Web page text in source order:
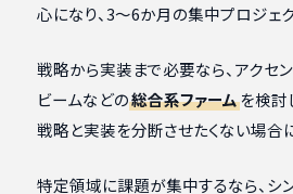
心になり、3〜6か月の集中プロジェ
戦略から実装まで必要なら、アクセン
ビームなどの総合系ファームを検討
戦略と実装を分断させたくない場合
特定領域に課題が集中するなら、シ